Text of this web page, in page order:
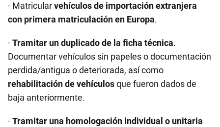
· Matricularvehículos de importación extranjera
con primera matriculación en Europa.
· Tramitar un duplicado de la ficha técnica.
Documentar vehículos sin papeles o documentación
perdida/antigua o deteriorada, así como
rehabilitación de vehículosque fueron dados de
baja anteriormente.
· Tramitar una homologación individual o unitaria